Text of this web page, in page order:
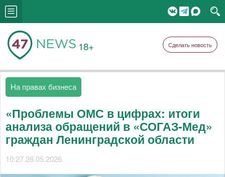
18+ Сделать новость
На правах бизнеса
«Проблемы ОМС в цифрах: итоги
анализа обращений в «СОГАЗ-Мед»
граждан Ленинградской области
10:27 26.05.2026